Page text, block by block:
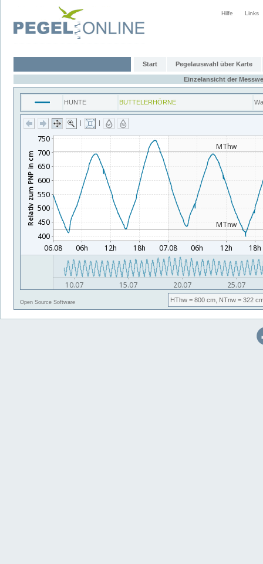
Hilfe Links
Start Pegelauswahl über Karte
Einzelansicht der
HUNTE BUTTELERHÖRNE
| |
Open Source Software HThw = 800 cm, NTnw = 322